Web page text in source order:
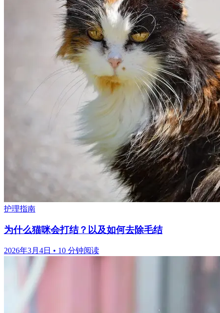
护理指南
为什么猫咪会打结？以及如何去除毛结
2026年3月4日 • 10 分钟阅读